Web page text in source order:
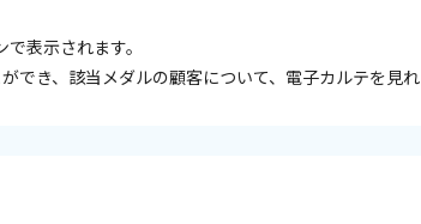
表示されます。
でき、該当メダルの顧客について、電子カルテを見れ